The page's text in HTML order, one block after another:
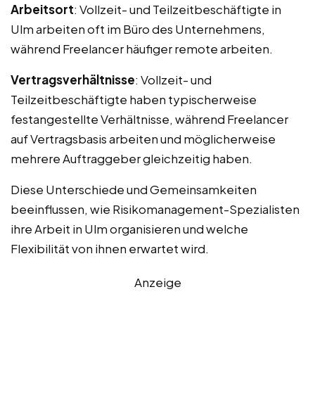
Arbeitsort: Vollzeit- und Teilzeitbeschäftigte in
Ulm arbeiten oft im Büro des Unternehmens,
während Freelancer häufiger remote arbeiten.
Vertragsverhältnisse: Vollzeit- und
Teilzeitbeschäftigte haben typischerweise
festangestellte Verhältnisse, während Freelancer
auf Vertragsbasis arbeiten und möglicherweise
mehrere Auftraggeber gleichzeitig haben.
Diese Unterschiede und Gemeinsamkeiten
beeinflussen, wie Risikomanagement-Spezialisten
ihre Arbeit in Ulm organisieren und welche
Flexibilität von ihnen erwartet wird.
Anzeige